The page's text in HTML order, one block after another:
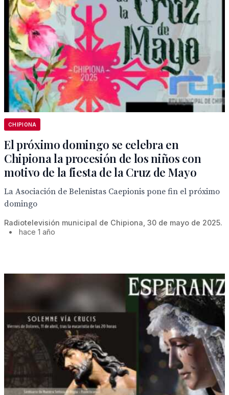
CHIPIONA
El próximo domingo se celebra en
Chipiona la procesión de los niños con
motivo de la fiesta de la Cruz de Mayo
La Asociación de Belenistas Caepionis pone fin el próximo
domingo
Radiotelevisión municipal de Chipiona, 30 de mayo de 2025.
•
hace 1 año